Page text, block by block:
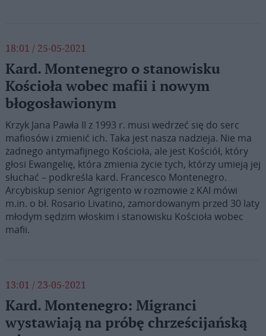
18:01 / 25-05-2021
Kard. Montenegro o stanowisku
Kościoła wobec mafii i nowym
błogosławionym
Krzyk Jana Pawła II z 1993 r. musi wedrzeć się do serc
mafiosów i zmienić ich. Taka jest nasza nadzieja. Nie ma
żadnego antymafijnego Kościoła, ale jest Kościół, który
głosi Ewangelię, która zmienia życie tych, którzy umieją jej
słuchać – podkreśla kard. Francesco Montenegro.
Arcybiskup senior Agrigento w rozmowie z KAI mówi
m.in. o bł. Rosario Livatino, zamordowanym przed 30 laty
młodym sędzim włoskim i stanowisku Kościoła wobec
mafii.
13:01 / 23-05-2021
Kard. Montenegro: Migranci
wystawiają na próbę chrześcijańską